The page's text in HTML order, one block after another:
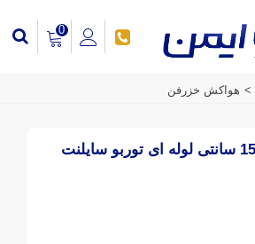
0
> هواکش خزرفن
هواکش خزرفن 15 سانتی لوله ای توربو سایلنت